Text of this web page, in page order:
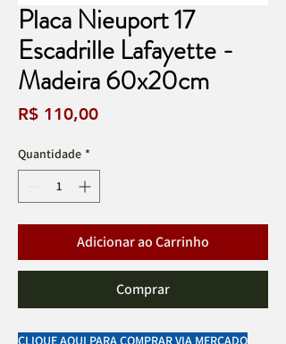
Placa Nieuport 17
Escadrille Lafayette -
Madeira 60x20cm
R$ 110,00Preço
Quantidade *
Adicionar ao Carrinho
Comprar
CLIQUE AQUI PARA COMPRAR VIA MERCADO